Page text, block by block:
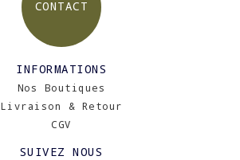
CONTACT
INFORMATIONS
Nos Boutiques
Livraison & Retour
CGV
SUIVEZ NOUS